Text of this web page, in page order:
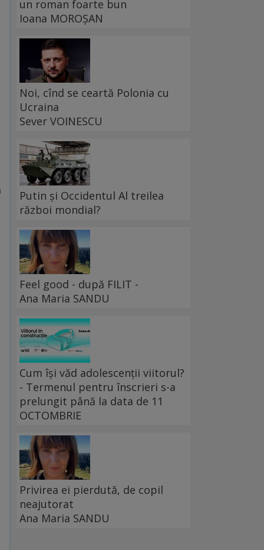
un roman foarte bun
Ioana MOROȘAN
Noi, cînd se ceartă Polonia cu
Ucraina
Sever VOINESCU
Putin și Occidentul Al treilea
război mondial?
Feel good - după FILIT -
Ana Maria SANDU
Cum își văd adolescenții viitorul?
- Termenul pentru înscrieri s-a
prelungit până la data de 11
OCTOMBRIE
Privirea ei pierdută, de copil
neajutorat
Ana Maria SANDU